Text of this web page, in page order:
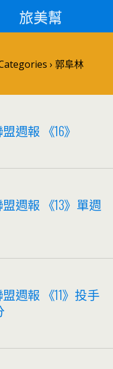
旅美幫
› 郭阜林
週報 《16》
盟週報 《13》單週
週報 《11》投手